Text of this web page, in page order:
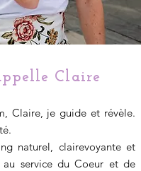
Claire
Claire, je guide et révèle.
naturel, clairevoyante et
au service du Coeur et de